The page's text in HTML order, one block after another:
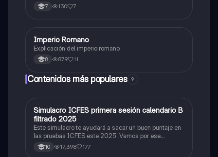
7 130 7
Sociales/Historia
Imperio Romano
Explicación del imperio romano
8 879 11
Contenidos más populares 9
ICFES: Matemáticas
Simulacro ICFES primera sesión calendario B
filtrado 2025
Este simulacro te ayudará a sacar un buen puntaje en
las pruebas ICFES este 2025. Vamos por ese
500/500. Y poder ser admitido en la universidad que
quieras, estudiar la carrera que quieres y no la que te
10 17,398 177